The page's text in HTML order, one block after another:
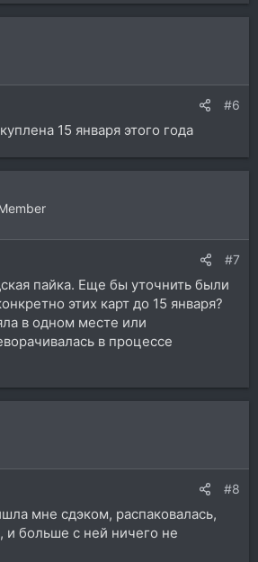
#6
15 января этого года
#7
пайка. Еще бы уточнить были
этих карт до 15 января?
в одном месте или
в процессе
#8
мне сдэком, распаковалась,
и больше с ней ничего не